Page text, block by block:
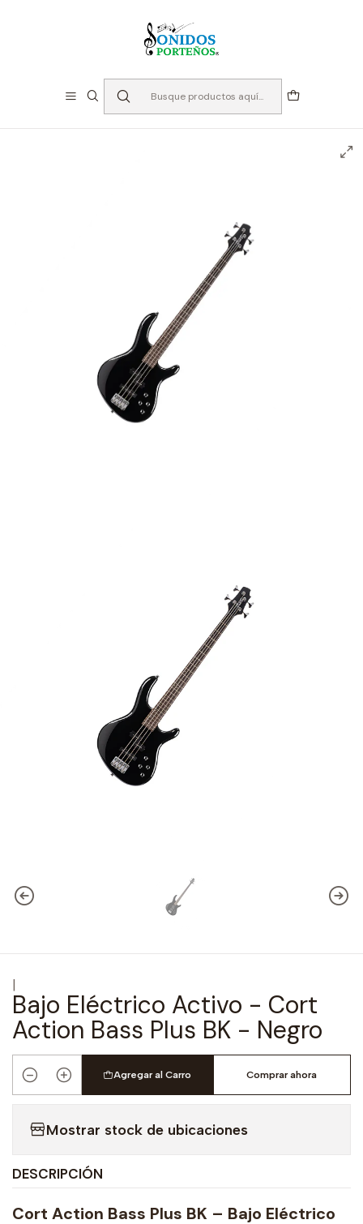
Instrumentos de Cuerda
Negro
|
Bajo Eléctrico Activo - Cort
Action Bass Plus BK - Negro
Cantidad
Agregar al Carro Comprar ahora
Mostrar stock de ubicaciones
DESCRIPCIÓN
Cort Action Bass Plus BK – Bajo Eléctrico